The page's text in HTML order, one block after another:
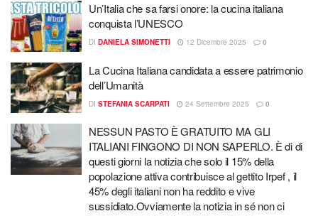
Un’Italia che sa farsi onore: la cucina italiana
conquista l’UNESCO
DI DANIELA SIMONETTI 12 Dicembre 2025 0
La Cucina Italiana candidata a essere patrimonio
dell’Umanità
DI STEFANIA SCARPATI 24 Settembre 2025 0
NESSUN PASTO È GRATUITO MA GLI
ITALIANI FINGONO DI NON SAPERLO. È di di
questi giorni la notizia che solo il 15% della
popolazione attiva contribuisce al gettito Irpef , il
45% degli italiani non ha reddito e vive
sussidiato.Ovviamente la notizia in sé non ci